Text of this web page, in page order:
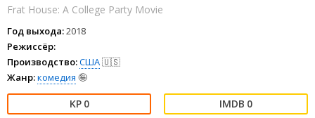
Frat House: A College Party Movie
Год выхода:2018
Режиссёр:
Производство:США🇺🇸
Жанр:комедия 🤪
0 0